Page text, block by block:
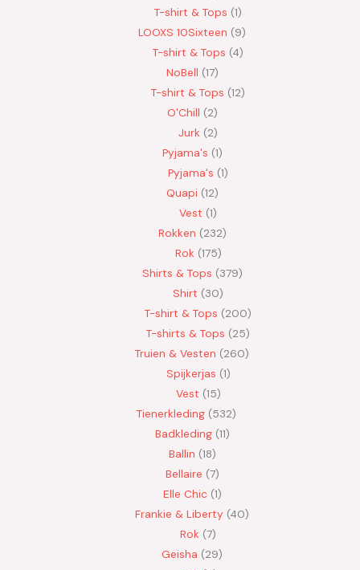
T-shirt & Tops 1
LOOXS 10Sixteen
9
T-shirt & Tops 4
NoBell 17
T-shirt & Tops 12
O'Chill 2
Jurk
2
Pyjama's 1
Pyjama's 1
Quapi 12
Vest 1
Rokken 232
Rok 175
Shirts & Tops 379
Shirt
30
T-shirt & Tops
200
T-shirts & Tops
25
Truien & Vesten
260
Spijkerjas 1
Vest 15
Tienerkleding 532
Badkleding 11
Ballin 18
Bellaire 7
Elle Chic 1
Frankie & Liberty 40
Rok 7
Geisha
29